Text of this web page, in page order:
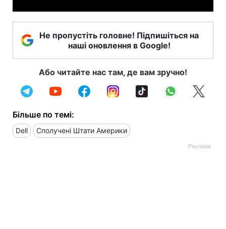
Не пропустіть головне! Підпишіться на
наші оновлення в Google!
Або читайте нас там, де вам зручно!
Більше по темі:
Dell Сполучені Штати Америки